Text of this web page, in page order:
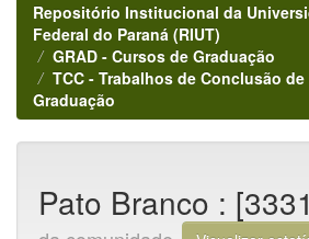
Repositório Institucional da
Federal do Paraná (RIUT)
GRAD - Cursos de Graduação
TCC - Trabalhos de Conclusão
Graduação
Pato Branco :